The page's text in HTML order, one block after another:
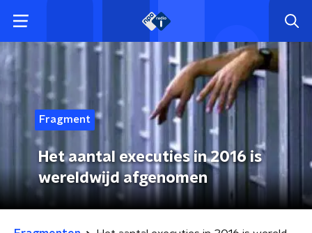
Fragment
Het aantal executies in 2016 is
wereldwijd afgenomen